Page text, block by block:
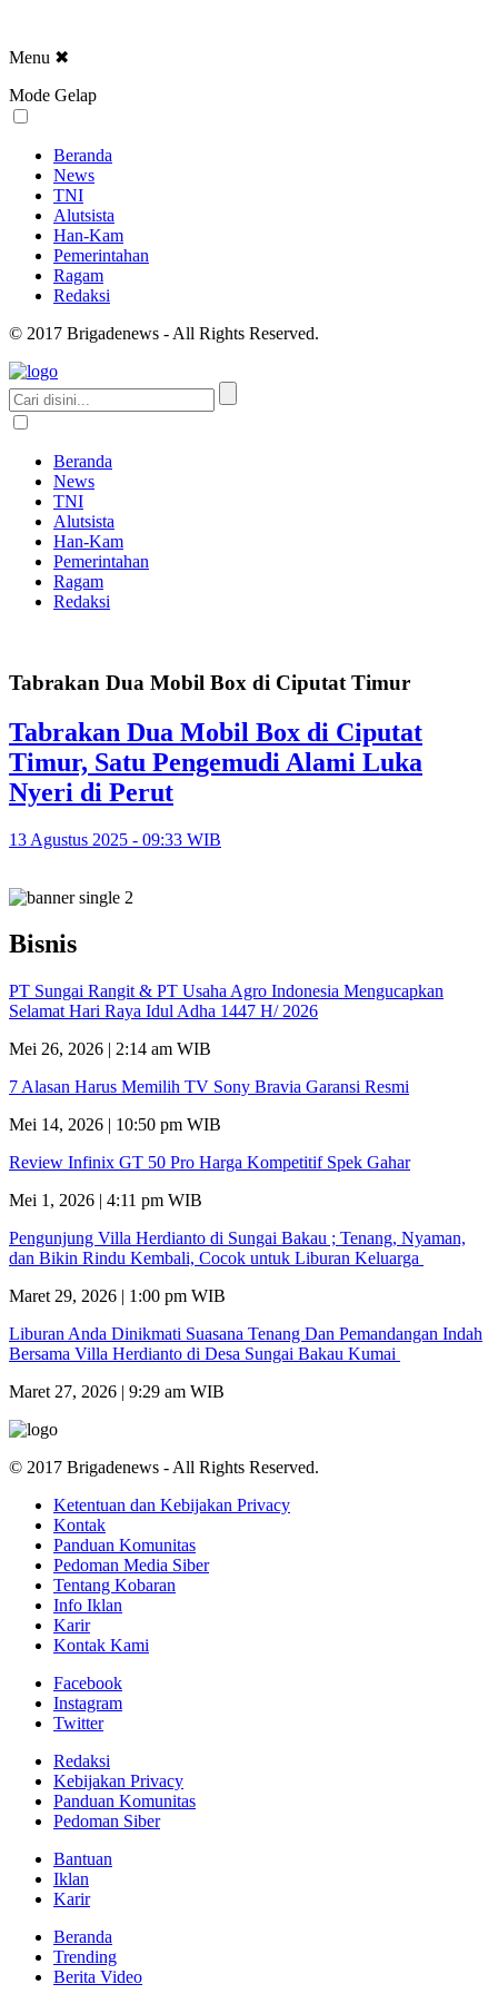
Menu ✖
Mode Gelap
Beranda
News
TNI
Alutsista
Han-Kam
Pemerintahan
Ragam
Redaksi
© 2017 Brigadenews - All Rights Reserved.
Beranda
News
TNI
Alutsista
Han-Kam
Pemerintahan
Ragam
Redaksi
Tabrakan Dua Mobil Box di Ciputat Timur
Tabrakan Dua Mobil Box di Ciputat
Timur, Satu Pengemudi Alami Luka
Nyeri di Perut
13 Agustus 2025 - 09:33 WIB
Bisnis
PT Sungai Rangit & PT Usaha Agro Indonesia Mengucapkan
Selamat Hari Raya Idul Adha 1447 H/ 2026
Mei 26, 2026 | 2:14 am WIB
7 Alasan Harus Memilih TV Sony Bravia Garansi Resmi
Mei 14, 2026 | 10:50 pm WIB
Review Infinix GT 50 Pro Harga Kompetitif Spek Gahar
Mei 1, 2026 | 4:11 pm WIB
Pengunjung Villa Herdianto di Sungai Bakau ; Tenang, Nyaman,
dan Bikin Rindu Kembali, Cocok untuk Liburan Keluarga
Maret 29, 2026 | 1:00 pm WIB
Liburan Anda Dinikmati Suasana Tenang Dan Pemandangan Indah
Bersama Villa Herdianto di Desa Sungai Bakau Kumai
Maret 27, 2026 | 9:29 am WIB
© 2017 Brigadenews - All Rights Reserved.
Ketentuan dan Kebijakan Privacy
Kontak
Panduan Komunitas
Pedoman Media Siber
Tentang Kobaran
Info Iklan
Karir
Kontak Kami
Facebook
Instagram
Twitter
Redaksi
Kebijakan Privacy
Panduan Komunitas
Pedoman Siber
Bantuan
Iklan
Karir
Beranda
Trending
Berita Video